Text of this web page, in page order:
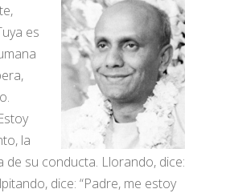
es
la
de su conducta. Llorando, dice:
dice: “Padre, me estoy